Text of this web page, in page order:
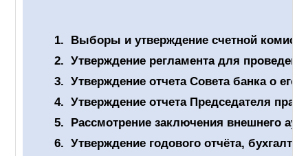
1. Выборы и утверждение счетной
2. Утверждение регламента для
3. Утверждение отчетаСовета банка о его
4. Утверждение отчета Председателя
5. Рассмотрение заключения внешнего
6. Утверждение годового отчёта,